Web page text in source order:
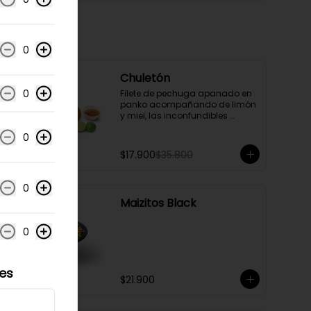
Chuletón
Filete de pechuga apanado en
panko acompañando de limón
y miel, las inconfundibles
lechuga lisa en julianas,
tomates cherrys cortados en
$17.900$35.800
Maizitos Black
$21.900
0
0
0
0
0